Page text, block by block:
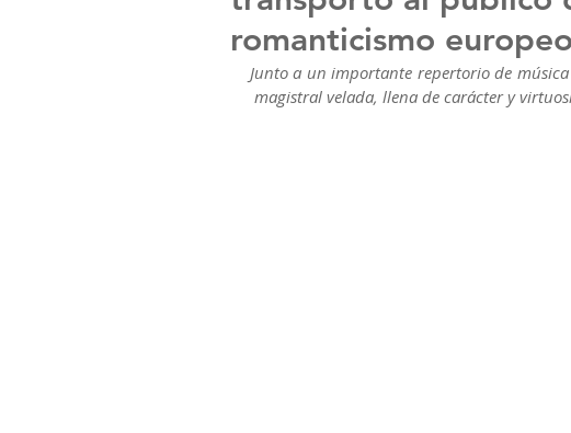
romanticismo europeo
Junto a un importante repertorio de
magistral velada, llena de carácter y